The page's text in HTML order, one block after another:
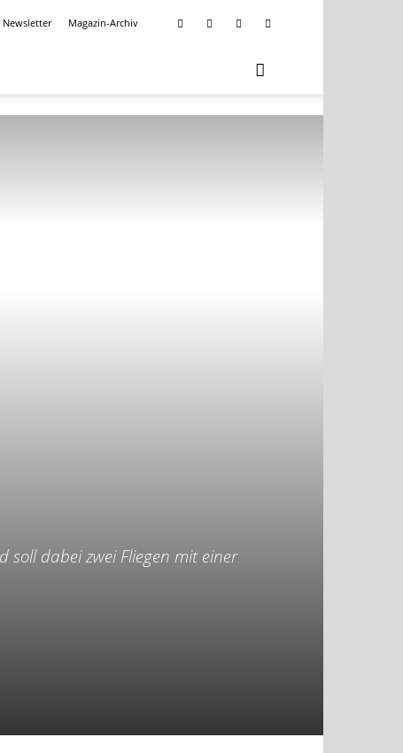
Newsletter Magazin-Archiv
dabei zwei Fliegen mit einer